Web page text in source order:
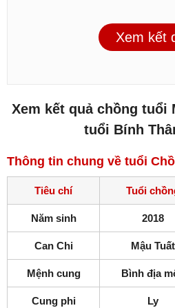
Xem kết
Xem kết quả chồng tuổi
tuổi Bính
Thông tin chung về tuổi
Tiêu chí Tuổi
Năm sinh 2018
Can Chi Mậu Tuất
Mệnh cung Bình địa
Cung phi Ly